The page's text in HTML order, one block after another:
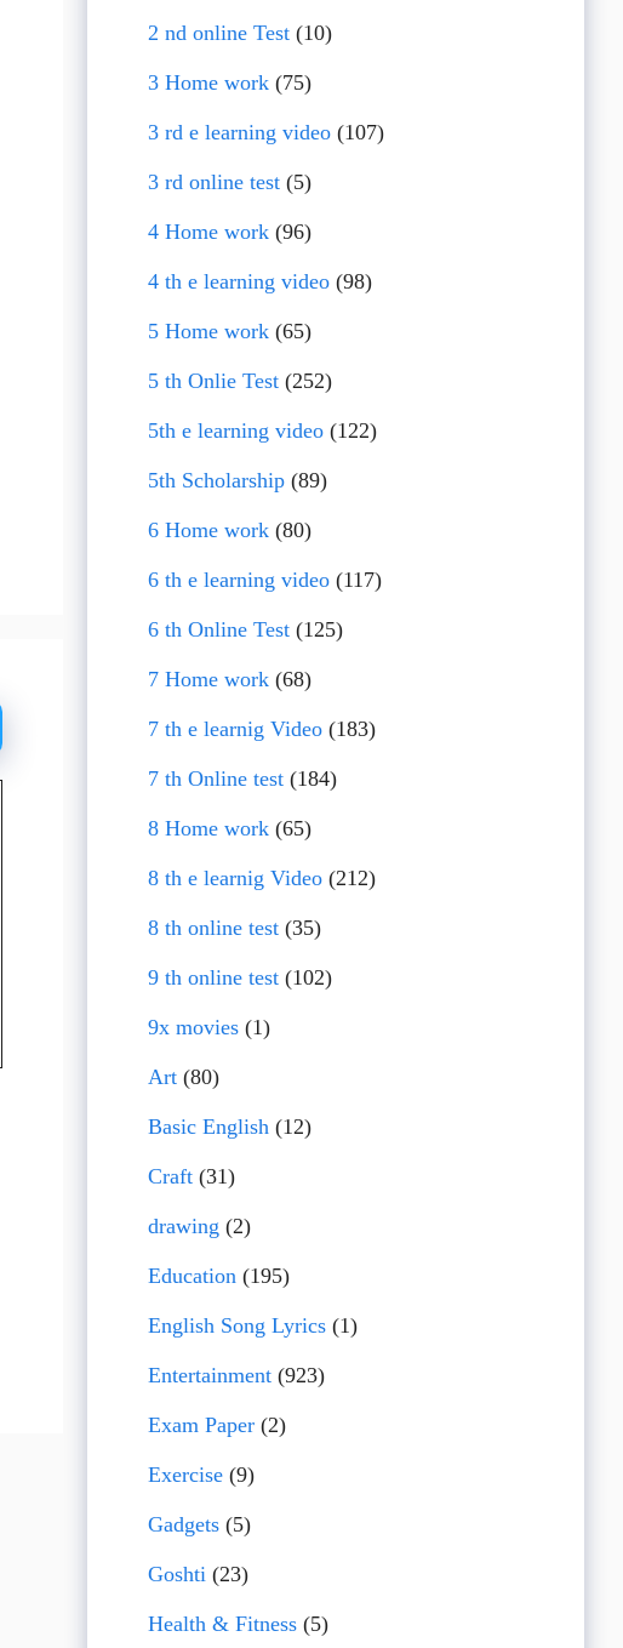
2 nd online Test (10)
3 Home work (75)
3 rd e learning video (107)
3 rd online test (5)
4 Home work (96)
4 th e learning video (98)
5 Home work (65)
5 th Onlie Test (252)
5th e learning video (122)
5th Scholarship (89)
6 Home work (80)
6 th e learning video (117)
6 th Online Test (125)
7 Home work (68)
7 th e learnig Video (183)
7 th Online test (184)
8 Home work (65)
8 th e learnig Video (212)
8 th online test (35)
9 th online test (102)
9x movies (1)
Art (80)
Basic English (12)
Craft (31)
drawing (2)
Education (195)
English Song Lyrics (1)
Entertainment (923)
Exam Paper (2)
Exercise (9)
Gadgets (5)
Goshti (23)
Health & Fitness (5)